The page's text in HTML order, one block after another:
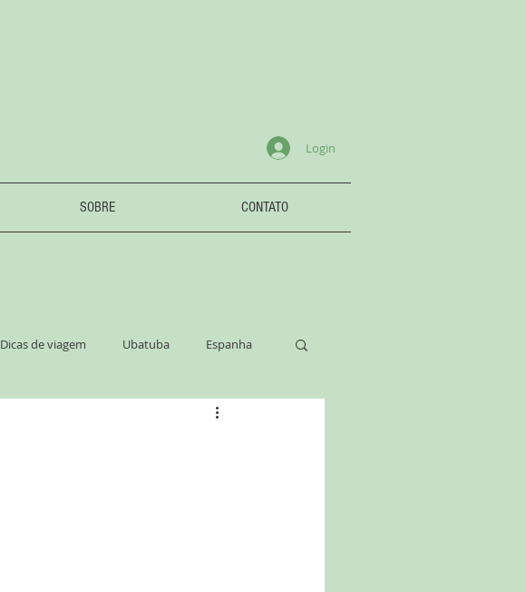
Login
SOBRE CONTATO
Dicas de viagem Ubatuba Espanha